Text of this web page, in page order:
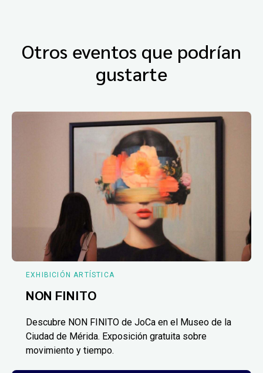
Otros eventos que podrían
gustarte
EXHIBICIÓN ARTÍSTICA
NON FINITO
Descubre NON FINITO de JoCa en el Museo de la
Ciudad de Mérida. Exposición gratuita sobre
movimiento y tiempo.